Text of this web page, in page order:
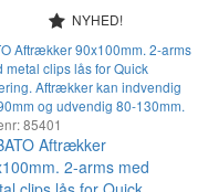
NYHED!
Aftrækker 90x100mm. 2-arms
metal clips lås for Quick
Aftrækker kan indvendig
og udvendig 80-130mm.
85401